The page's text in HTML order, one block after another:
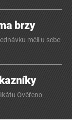
brzy
měli u sebe
Ověřeno